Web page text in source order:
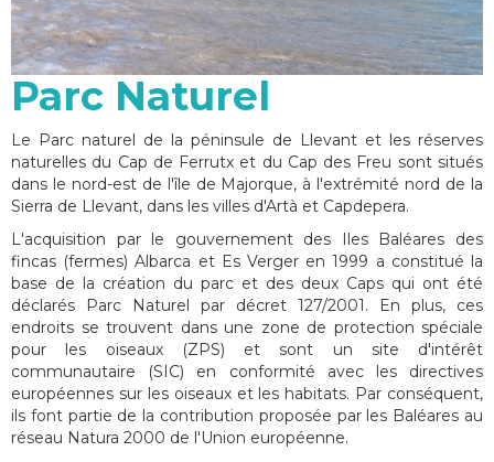
Parc Naturel
Le Parc naturel de la péninsule de Llevant et les réserves
naturelles du Cap de Ferrutx et du Cap des Freu sont situés
dans le nord-est de l'île de Majorque, à l'extrémité nord de la
Sierra de Llevant, dans les villes d'Artà et Capdepera.
L'acquisition par le gouvernement des Iles Baléares des
fincas (fermes) Albarca et Es Verger en 1999 a constitué la
base de la création du parc et des deux Caps qui ont été
déclarés Parc Naturel par décret 127/2001. En plus, ces
endroits se trouvent dans une zone de protection spéciale
pour les oiseaux (ZPS) et sont un site d'intérêt
communautaire (SIC) en conformité avec les directives
européennes sur les oiseaux et les habitats. Par conséquent,
ils font partie de la contribution proposée par les Baléares au
réseau Natura 2000 de l'Union européenne.